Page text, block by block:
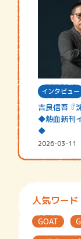
インタビュー
吉良信吾『
◆熱血新刊
◆
2026-03-11
人気ワード
GOAT